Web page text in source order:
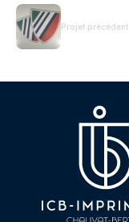
Projet précédent